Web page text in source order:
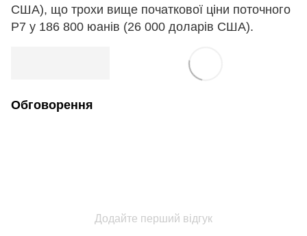
США), що трохи вище початкової ціни поточного
P7 у 186 800 юанів (26 000 доларів США).
Обговорення
Додайте перший відгук